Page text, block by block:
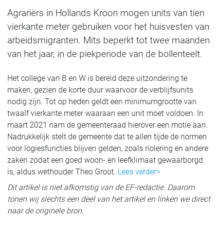
Agrariërs in Hollands Kroon mogen units van tien
vierkante meter gebruiken voor het huisvesten van
arbeidsmigranten. Mits beperkt tot twee maanden
van het jaar, in de piekperiode van de bollenteelt.
Het college van B en W is bereid deze uitzondering te
maken, gezien de korte duur waarvoor de verblijfsunits
nodig zijn. Tot op heden geldt een minimumgrootte van
twaalf vierkante meter waaraan een unit moet voldoen. In
maart 2021 nam de gemeenteraad hierover een motie aan.
Nadrukkelijk stelt de gemeente dat te allen tijde de normen
voor logiesfuncties blijven gelden, zoals riolering en andere
zaken zodat een goed woon- en leefklimaat gewaarborgd
is, aldus wethouder Theo Groot. Lees verder>
Dit artikel is niet afkomstig van de EF-redactie. Daarom
tonen wij slechts een deel van het artikel en linken we direct
naar de originele bron.